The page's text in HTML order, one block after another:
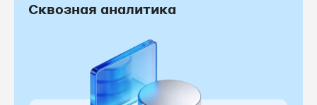
Сквозная аналитика